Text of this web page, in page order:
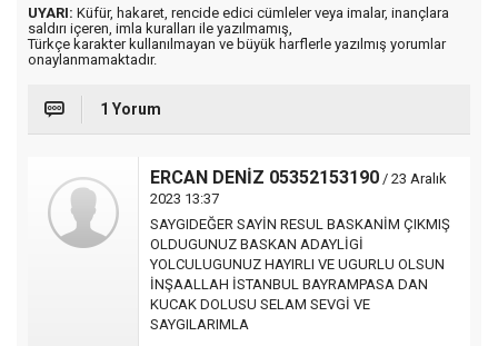
UYARI: Küfür, hakaret, rencide edici cümleler veya imalar, inançlara
saldırı içeren, imla kuralları ile yazılmamış,
Türkçe karakter kullanılmayan ve büyük harflerle yazılmış yorumlar
onaylanmamaktadır.
1 Yorum
ERCAN DENİZ 05352153190 / 23 Aralık
2023 13:37
SAYGIDEĞER SAYİN RESUL BASKANİM ÇIKMIŞ
OLDUGUNUZ BASKAN ADAYLİGİ
YOLCULUGUNUZ HAYIRLI VE UGURLU OLSUN
İNŞAALLAH İSTANBUL BAYRAMPASA DAN
KUCAK DOLUSU SELAM SEVGİ VE
SAYGILARIMLA